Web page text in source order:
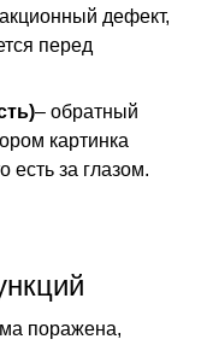
дефект,
перед
– обратный
картинка
есть за глазом.
поражена,